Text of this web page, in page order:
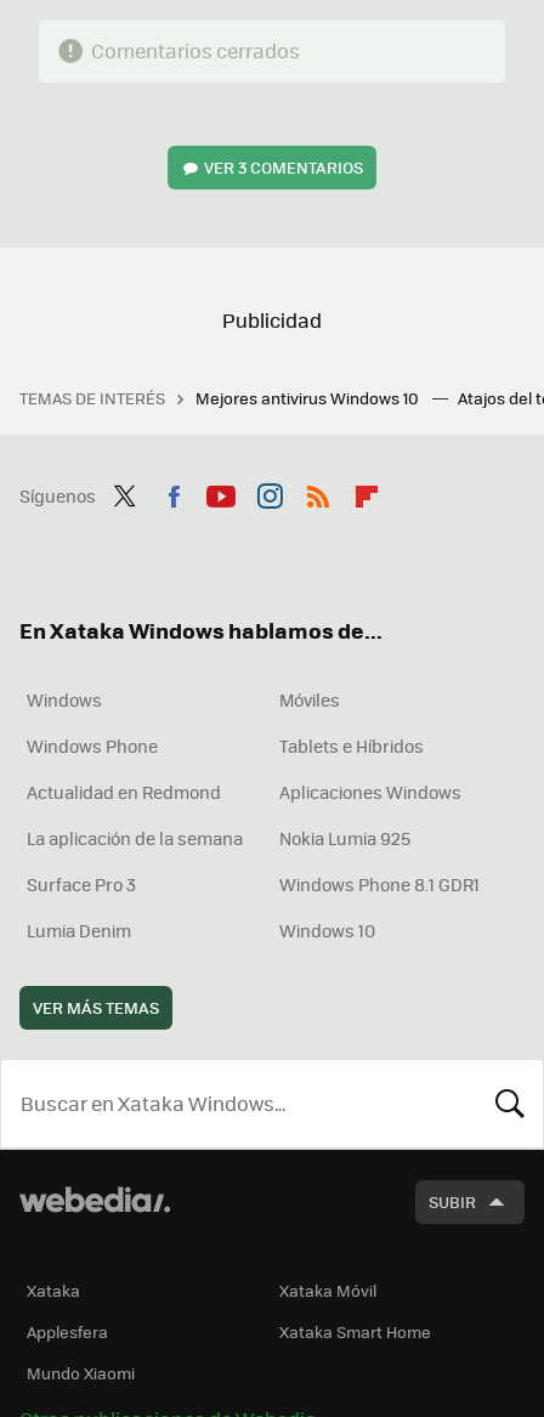
Comentarios cerrados
VER3 COMENTARIOS
TEMAS DE INTERÉS Mejores antivirus Windows 10 Atajos del
Síguenos
En Xataka Windows hablamos de...
Windows
Móviles
Windows Phone
Tablets e Híbridos
Actualidad en Redmond
Aplicaciones Windows
La aplicación de la semana
Nokia Lumia 925
Surface Pro 3
Windows Phone 8.1 GDR1
Lumia Denim
Windows 10
VER MÁS TEMAS
SUBIR
Xataka
Xataka Móvil
Applesfera
Xataka Smart Home
Mundo Xiaomi